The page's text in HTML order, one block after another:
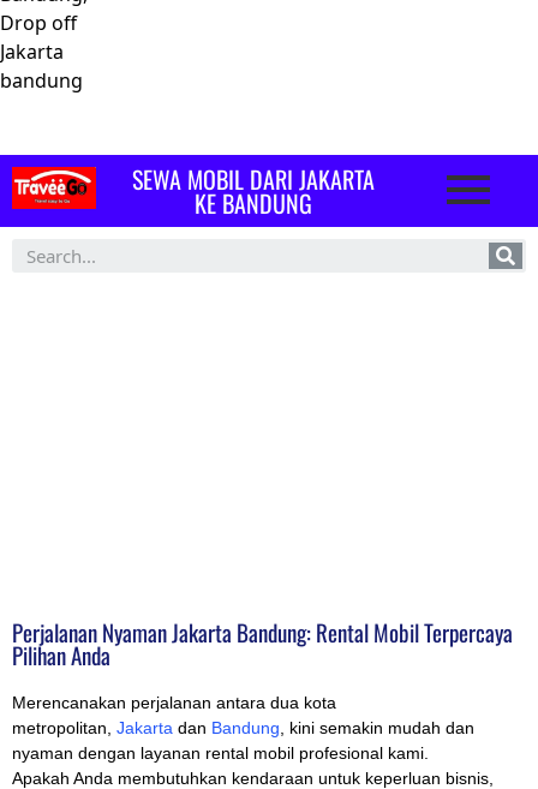
Drop off
Jakarta
bandung
SEWA MOBIL DARI JAKARTA
KE BANDUNG
Perjalanan Nyaman Jakarta Bandung: Rental Mobil Terpercaya
Pilihan Anda
Merencanakan perjalanan antara dua kota
metropolitan, Jakarta dan Bandung , kini semakin mudah dan
nyaman dengan layanan rental mobil profesional kami.
Apakah Anda membutuhkan kendaraan untuk keperluan bisnis,